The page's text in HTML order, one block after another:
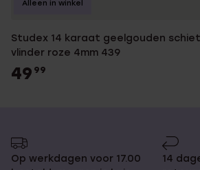
Studex 14 karaat geelgouden
vlinder roze 4mm 439
49 99
Alleen in winkel
Op werkdagen voor 17.00
14